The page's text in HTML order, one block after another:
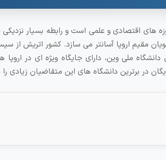
های اقتصادی و علمی است و رابطه بسیار نزدیکی
مقیم اروپا آسانتر می سازد. کشور اتریش از
ملی وین، دارای جایگاه ویژه ای در
در برترین دانشگاه های این متقاضیان زیادی